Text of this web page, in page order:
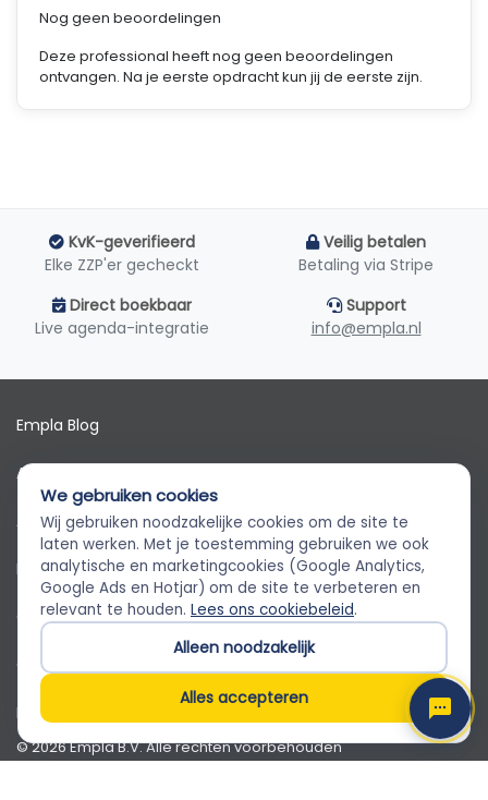
Nog geen beoordelingen
Deze professional heeft nog geen beoordelingen
ontvangen. Na je eerste opdracht kun jij de eerste zijn.
KvK-geverifieerd
Elke ZZP'er gecheckt
Veilig betalen
Betaling via Stripe
Direct boekbaar
Live agenda-integratie
Support
info@empla.nl
Empla Blog
Algemene voorwaarden
AVG
Privacybeleid
Cookiebeleid
Cookievoorkeuren
Klantenservice
© 2026 Empla B.V. Alle rechten voorbehouden
Empla Assistent
Altijd beschikbaar, stel een vraag
We gebruiken cookies
Wij gebruiken noodzakelijke cookies om de site te
laten werken. Met je toestemming gebruiken we ook
analytische en marketingcookies (Google Analytics,
Google Ads en Hotjar) om de site te verbeteren en
relevant te houden. Lees ons cookiebeleid.
Alleen noodzakelijk
Alles accepteren